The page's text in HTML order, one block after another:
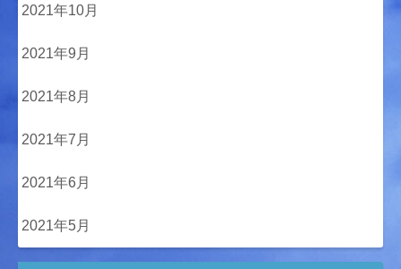
2021年10月
2021年9月
2021年8月
2021年7月
2021年6月
2021年5月